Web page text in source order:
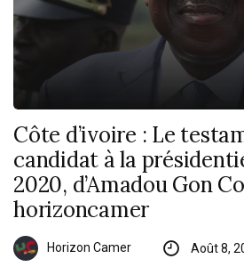
Côte d’ivoire : Le
candidat à la
2020, d’Amadou Gon
horizoncamer
Horizon Camer Août 8,